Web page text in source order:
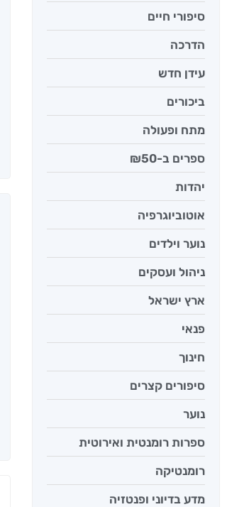
סיפורי חיים
הדרכה
עידן חדש
ביכורים
מתח ופעולה
ספרים ב-₪50
יהדות
אוטוביוגרפיה
נוער וילדים
ניהול ועסקים
ארץ ישראל
פנאי
חינוך
סיפורים קצרים
נוער
ספרות רומנטית ואירוטית
רומנטיקה
מדע בדיוני ופנטזיה